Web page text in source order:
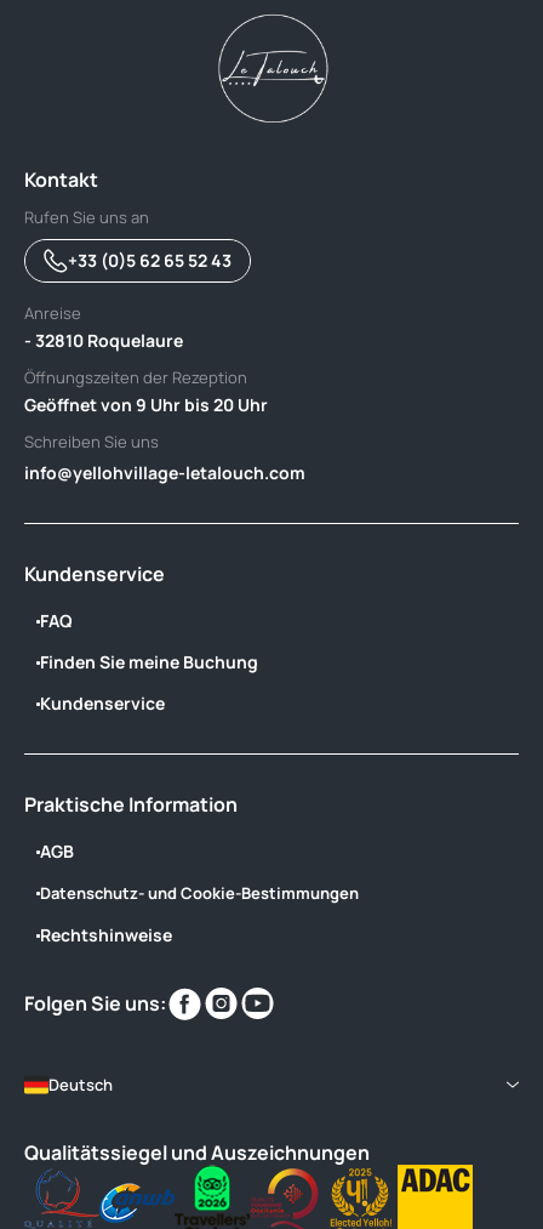
Kontakt
Rufen Sie uns an
+33 (0)5 62 65 52 43
Anreise
- 32810 Roquelaure
Öffnungszeiten der Rezeption
Geöffnet von 9 Uhr bis 20 Uhr
Schreiben Sie uns
info@yellohvillage-letalouch.com
Kundenservice
FAQ
Finden Sie meine Buchung
Kundenservice
Praktische Information
AGB
Datenschutz- und Cookie-Bestimmungen
Rechtshinweise
Folgen Sie uns:
Finden
Sie
Finden
Sie
Deutsch
Qualitätssiegel und Auszeichnungen